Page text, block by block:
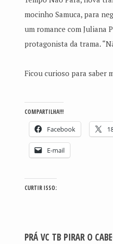
mocinho Samuca, para
um romance com Juliana
protagonista da trama.
Ficou curioso para saber
COMPARTILHA!!!
Facebook
E-mail
CURTIR ISSO:
PRÁ VC TB PIRAR O